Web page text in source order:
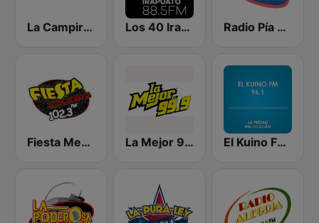
La Campirana de Irapuato Los 40 Irapuato Radio Pía 92.7 FM
Fiesta Mexicana León La Mejor 99.9 FM El Kuino FM 96.1